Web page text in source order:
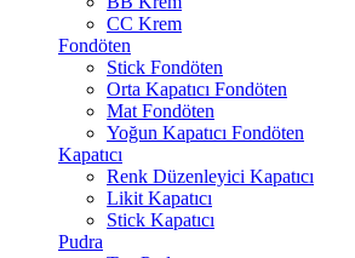
CC Krem
Fondöten
Stick Fondöten
Orta Kapatıcı Fondöten
Mat Fondöten
Yoğun Kapatıcı Fondöten
Kapatıcı
Renk Düzenleyici Kapatıcı
Likit Kapatıcı
Stick Kapatıcı
Pudra